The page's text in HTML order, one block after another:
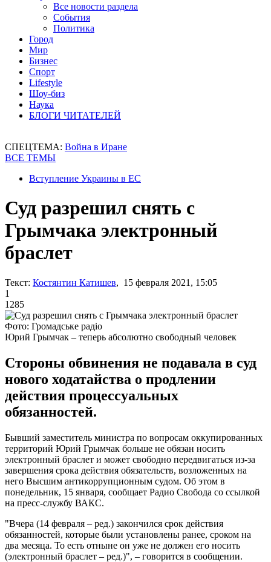
Все новости раздела
События
Политика
Город
Мир
Бизнес
Спорт
Lifestyle
Шоу-биз
Наука
БЛОГИ ЧИТАТЕЛЕЙ
СПЕЦТЕМА: Война в Иране
ВСЕ ТЕМЫ
Вступление Украины в ЕС
Суд разрешил снять с
Грымчака электронный
браслет
Текст: Костянтин Катишев, 15 февраля 2021, 15:05
1
1285
Фото: Громадське радіо
Юрий Грымчак – теперь абсолютно свободный человек
Стороны обвинения не подавала в суд
нового ходатайства о продлении
действия процессуальных
обязанностей.
Бывший заместитель министра по вопросам оккупированных
территорий Юрий Грымчак больше не обязан носить
электронный браслет и может свободно передвигаться из-за
завершения срока действия обязательств, возложенных на
него Высшим антикоррупционным судом. Об этом в
понедельник, 15 января, сообщает Радио Свобода со ссылкой
на пресс-службу ВАКС.
"Вчера (14 февраля – ред.) закончился срок действия
обязанностей, которые были установлены ранее, сроком на
два месяца. То есть отныне он уже не должен его носить
(электронный браслет – ред.)", – говорится в сообщении.